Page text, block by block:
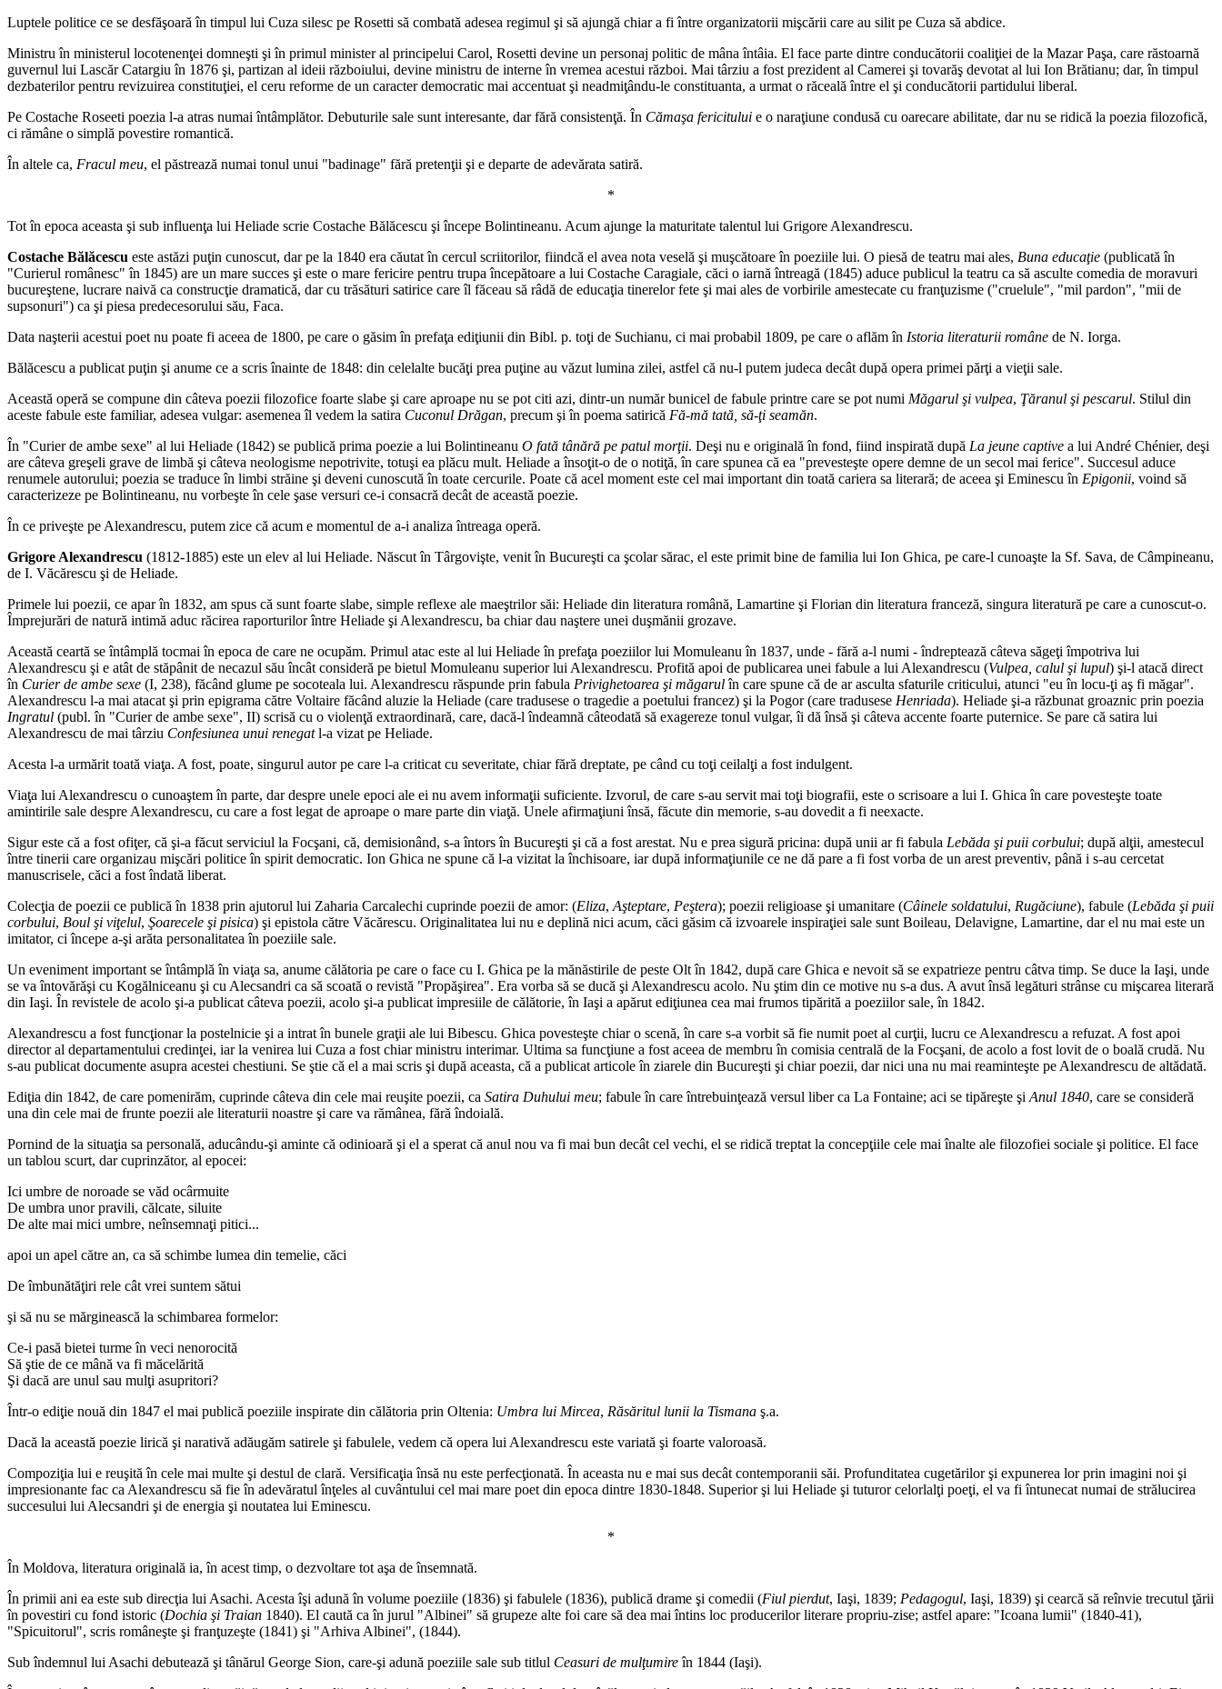
Luptele politice ce se desfăşoară în timpul lui Cuza silesc pe Rosetti să combată adesea regimul şi să ajungă chiar a fi între organizatorii mişcării care au silit pe Cuza să abdice.
Ministru în ministerul locotenenţei domneşti şi în primul minister al principelui Carol, Rosetti devine un personaj politic de mâna întâia. El face parte dintre conducătorii coaliţiei de la Mazar Paşa, care răstoarnă
guvernul lui Lascăr Catargiu în 1876 şi, partizan al ideii războiului, devine ministru de interne în vremea acestui război. Mai târziu a fost prezident al Camerei şi tovarăş devotat al lui Ion Brătianu; dar, în timpul
dezbaterilor pentru revizuirea constituţiei, el ceru reforme de un caracter democratic mai accentuat şi neadmiţându-le constituanta, a urmat o răceală între el şi conducătorii partidului liberal.
Pe Costache Roseeti poezia l-a atras numai întâmplător. Debuturile sale sunt interesante, dar fără consistenţă. În Cămaşa fericitului e o naraţiune condusă cu oarecare abilitate, dar nu se ridică la poezia filozofică,
ci rămâne o simplă povestire romantică.
În altele ca, Fracul meu, el păstrează numai tonul unui "badinage" fără pretenţii şi e departe de adevărata satiră.
*
Tot în epoca aceasta şi sub influenţa lui Heliade scrie Costache Bălăcescu şi începe Bolintineanu. Acum ajunge la maturitate talentul lui Grigore Alexandrescu.
Costache Bălăcescu este astăzi puţin cunoscut, dar pe la 1840 era căutat în cercul scriitorilor, fiindcă el avea nota veselă şi muşcătoare în poeziile lui. O piesă de teatru mai ales, Buna educaţie (publicată în
"Curierul românesc" în 1845) are un mare succes şi este o mare fericire pentru trupa începătoare a lui Costache Caragiale, căci o iarnă întreagă (1845) aduce publicul la teatru ca să asculte comedia de moravuri
bucureştene, lucrare naivă ca construcţie dramatică, dar cu trăsături satirice care îl făceau să râdă de educaţia tinerelor fete şi mai ales de vorbirile amestecate cu franţuzisme ("cruelule", "mil pardon", "mii de
supsonuri") ca şi piesa predecesorului său, Faca.
Data naşterii acestui poet nu poate fi aceea de 1800, pe care o găsim în prefaţa ediţiunii din Bibl. p. toţi de Suchianu, ci mai probabil 1809, pe care o aflăm în Istoria literaturii române de N. Iorga.
Bălăcescu a publicat puţin şi anume ce a scris înainte de 1848: din celelalte bucăţi prea puţine au văzut lumina zilei, astfel că nu-l putem judeca decât după opera primei părţi a vieţii sale.
Această operă se compune din câteva poezii filozofice foarte slabe şi care aproape nu se pot citi azi, dintr-un număr bunicel de fabule printre care se pot numi Măgarul şi vulpea, Ţăranul şi pescarul. Stilul din
aceste fabule este familiar, adesea vulgar: asemenea îl vedem la satira Cuconul Drăgan, precum şi în poema satirică Fă-mă tată, să-ţi seamăn.
În "Curier de ambe sexe" al lui Heliade (1842) se publică prima poezie a lui Bolintineanu O fată tânără pe patul morţii. Deşi nu e originală în fond, fiind inspirată după La jeune captive a lui André Chénier, deşi
are câteva greşeli grave de limbă şi câteva neologisme nepotrivite, totuşi ea plăcu mult. Heliade a însoţit-o de o notiţă, în care spunea că ea "prevesteşte opere demne de un secol mai ferice". Succesul aduce
renumele autorului; poezia se traduce în limbi străine şi deveni cunoscută în toate cercurile. Poate că acel moment este cel mai important din toată cariera sa literară; de aceea şi Eminescu în Epigonii, voind să
caracterizeze pe Bolintineanu, nu vorbeşte în cele şase versuri ce-i consacră decât de această poezie.
În ce priveşte pe Alexandrescu, putem zice că acum e momentul de a-i analiza întreaga operă.
Grigore Alexandrescu (1812-1885) este un elev al lui Heliade. Născut în Târgovişte, venit în Bucureşti ca şcolar sărac, el este primit bine de familia lui Ion Ghica, pe care-l cunoaşte la Sf. Sava, de Câmpineanu,
de I. Văcărescu şi de Heliade.
Primele lui poezii, ce apar în 1832, am spus că sunt foarte slabe, simple reflexe ale maeştrilor săi: Heliade din literatura română, Lamartine şi Florian din literatura franceză, singura literatură pe care a cunoscut-o.
Împrejurări de natură intimă aduc răcirea raporturilor între Heliade şi Alexandrescu, ba chiar dau naştere unei duşmănii grozave.
Această ceartă se întâmplă tocmai în epoca de care ne ocupăm. Primul atac este al lui Heliade în prefaţa poeziilor lui Momuleanu în 1837, unde - fără a-l numi - îndreptează câteva săgeţi împotriva lui
Alexandrescu şi e atât de stăpânit de necazul său încât consideră pe bietul Momuleanu superior lui Alexandrescu. Profită apoi de publicarea unei fabule a lui Alexandrescu (Vulpea, calul şi lupul) şi-l atacă direct
în Curier de ambe sexe (I, 238), făcând glume pe socoteala lui. Alexandrescu răspunde prin fabula Privighetoarea şi măgarulîn care spune că de ar asculta sfaturile criticului, atunci "eu în locu-ţi aş fi măgar".
Alexandrescu l-a mai atacat şi prin epigrama către Voltaire făcând aluzie la Heliade (care tradusese o tragedie a poetului francez) şi la Pogor (care tradusese Henriada). Heliade şi-a răzbunat groaznic prin poezia
Ingratul (publ. în "Curier de ambe sexe", II) scrisă cu o violenţă extraordinară, care, dacă-l îndeamnă câteodată să exagereze tonul vulgar, îi dă însă şi câteva accente foarte puternice. Se pare că satira lui
Alexandrescu de mai târziu Confesiunea unui renegatl-a vizat pe Heliade.
Acesta l-a urmărit toată viaţa. A fost, poate, singurul autor pe care l-a criticat cu severitate, chiar fără dreptate, pe când cu toţi ceilalţi a fost indulgent.
Viaţa lui Alexandrescu o cunoaştem în parte, dar despre unele epoci ale ei nu avem informaţii suficiente. Izvorul, de care s-au servit mai toţi biografii, este o scrisoare a lui I. Ghica în care povesteşte toate
amintirile sale despre Alexandrescu, cu care a fost legat de aproape o mare parte din viaţă. Unele afirmaţiuni însă, făcute din memorie, s-au dovedit a fi neexacte.
Sigur este că a fost ofiţer, că şi-a făcut serviciul la Focşani, că, demisionând, s-a întors în Bucureşti şi că a fost arestat. Nu e prea sigură pricina: după unii ar fi fabula Lebăda şi puii corbului; după alţii, amestecul
între tinerii care organizau mişcări politice în spirit democratic. Ion Ghica ne spune că l-a vizitat la închisoare, iar după informaţiunile ce ne dă pare a fi fost vorba de un arest preventiv, până i s-au cercetat
manuscrisele, căci a fost îndată liberat.
Colecţia de poezii ce publică în 1838 prin ajutorul lui Zaharia Carcalechi cuprinde poezii de amor: (Eliza, Aşteptare, Peştera); poezii religioase şi umanitare (Câinele soldatului, Rugăciune), fabule (Lebăda şi puii
corbului, Boul şi viţelul, Şoarecele şi pisica) şi epistola către Văcărescu. Originalitatea lui nu e deplină nici acum, căci găsim că izvoarele inspiraţiei sale sunt Boileau, Delavigne, Lamartine, dar el nu mai este un
imitator, ci începe a-şi arăta personalitatea în poeziile sale.
Un eveniment important se întâmplă în viaţa sa, anume călătoria pe care o face cu I. Ghica pe la mănăstirile de peste Olt în 1842, după care Ghica e nevoit să se expatrieze pentru câtva timp. Se duce la Iaşi, unde
se va întovărăşi cu Kogălniceanu şi cu Alecsandri ca să scoată o revistă "Propăşirea". Era vorba să se ducă şi Alexandrescu acolo. Nu ştim din ce motive nu s-a dus. A avut însă legături strânse cu mişcarea literară
din Iaşi. În revistele de acolo şi-a publicat câteva poezii, acolo şi-a publicat impresiile de călătorie, în Iaşi a apărut ediţiunea cea mai frumos tipărită a poeziilor sale, în 1842.
Alexandrescu a fost funcţionar la postelnicie şi a intrat în bunele graţii ale lui Bibescu. Ghica povesteşte chiar o scenă, în care s-a vorbit să fie numit poet al curţii, lucru ce Alexandrescu a refuzat. A fost apoi
director al departamentului credinţei, iar la venirea lui Cuza a fost chiar ministru interimar. Ultima sa funcţiune a fost aceea de membru în comisia centrală de la Focşani, de acolo a fost lovit de o boală crudă. Nu
s-au publicat documente asupra acestei chestiuni. Se ştie că el a mai scris şi după aceasta, că a publicat articole în ziarele din Bucureşti şi chiar poezii, dar nici una nu mai reaminteşte pe Alexandrescu de altădată.
Ediţia din 1842, de care pomenirăm, cuprinde câteva din cele mai reuşite poezii, ca Satira Duhului meu; fabule în care întrebuinţează versul liber ca La Fontaine; aci se tipăreşte şi Anul 1840, care se consideră
una din cele mai de frunte poezii ale literaturii noastre şi care va rămânea, fără îndoială.
Pornind de la situaţia sa personală, aducându-şi aminte că odinioară şi el a sperat că anul nou va fi mai bun decât cel vechi, el se ridică treptat la concepţiile cele mai înalte ale filozofiei sociale şi politice. El face
un tablou scurt, dar cuprinzător, al epocei:
Ici umbre de noroade se văd ocârmuite
De umbra unor pravili, călcate, siluite
De alte mai mici umbre, neînsemnaţi pitici...
apoi un apel către an, ca să schimbe lumea din temelie, căci
De îmbunătăţiri rele cât vrei suntem sătui
şi să nu se mărginească la schimbarea formelor:
Ce-i pasă bietei turme în veci nenorocită
Să ştie de ce mână va fi măcelărită
Şi dacă are unul sau mulţi asupritori?
Într-o ediţie nouă din 1847 el mai publică poeziile inspirate din călătoria prin Oltenia: Umbra lui Mircea, Răsăritul lunii la Tismana ş.a.
Dacă la această poezie lirică şi narativă adăugăm satirele şi fabulele, vedem că opera lui Alexandrescu este variată şi foarte valoroasă.
Compoziţia lui e reuşită în cele mai multe şi destul de clară. Versificaţia însă nu este perfecţionată. În aceasta nu e mai sus decât contemporanii săi. Profunditatea cugetărilor şi expunerea lor prin imagini noi şi
impresionante fac ca Alexandrescu să fie în adevăratul înţeles al cuvântului cel mai mare poet din epoca dintre 1830-1848. Superior şi lui Heliade şi tuturor celorlalţi poeţi, el va fi întunecat numai de strălucirea
succesului lui Alecsandri şi de energia şi noutatea lui Eminescu.
*
În Moldova, literatura originală ia, în acest timp, o dezvoltare tot aşa de însemnată.
În primii ani ea este sub direcţia lui Asachi. Acesta îşi adună în volume poeziile (1836) şi fabulele (1836), publică drame şi comedii (Fiul pierdut, Iaşi, 1839; Pedagogul, Iaşi, 1839) şi cearcă să reînvie trecutul ţării
în povestiri cu fond istoric (Dochia şi Traian 1840). El caută ca în jurul "Albinei" să grupeze alte foi care să dea mai întins loc producerilor literare propriu-zise; astfel apare: "Icoana lumii" (1840-41),
"Spicuitorul", scris româneşte şi franţuzeşte (1841) şi "Arhiva Albinei", (1844).
Sub îndemnul lui Asachi debutează şi tânărul George Sion, care-şi adună poeziile sale sub titlul Ceasuri de mulţumireîn 1844 (Iaşi).